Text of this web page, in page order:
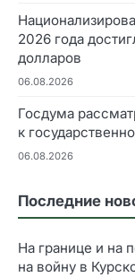
2026 года
долларов
06.08.2026
Госдума
к
06.08.2026
Последние
На границе и на
на войну в